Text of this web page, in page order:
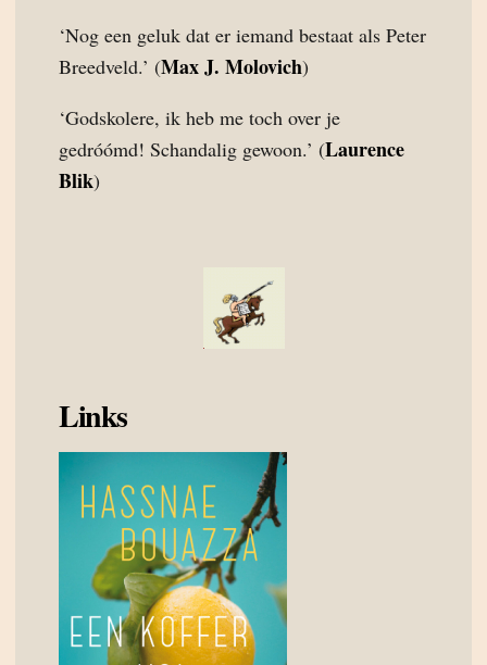
‘Nog een geluk dat er iemand bestaat als Peter
Breedveld.’ (Max J. Molovich)
‘Godskolere, ik heb me toch over je
gedróómd! Schandalig gewoon.’ (Laurence
Blik)
Links